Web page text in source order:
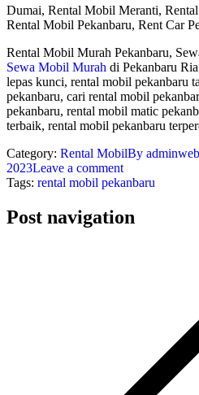
Dumai, Rental Mobil Meranti,
Rental Mobil Pekanbaru, Rent Car
Rental Mobil Murah Pekanbaru,
Sewa Mobil Murah di Pekanbaru
lepas kunci, rental mobil pekanbaru
pekanbaru, cari rental mobil
pekanbaru, rental mobil matic
terbaik, rental mobil pekanbaru
Category: Rental MobilBy adminweb
2023Leave a comment
Tags: rental mobil pekanbaru
Post navigation